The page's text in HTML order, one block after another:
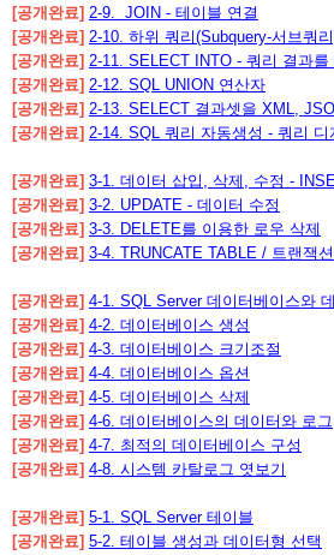
[공개완료] 2-9. JOIN - 테이블 연결
[공개완료] 2-10. 하위 쿼리(Subquery-서브쿼
[공개완료] 2-11. SELECT INTO - 쿼리 결과
[공개완료] 2-12. SQL UNION 연산자
[공개완료] 2-13. SELECT 결과셋을 XML,
[공개완료] 2-14. SQL 쿼리 자동생성 - 쿼리 디
[공개완료] 3-1. 데이터 삽입, 삭제, 수정 -
[공개완료] 3-2. UPDATE - 데이터 수정
[공개완료] 3-3. DELETE를 이용한 로우 삭제
[공개완료] 3-4. TRUNCATE TABLE / 트랜잭
[공개완료] 4-1. SQL Server 데이터베이스와
[공개완료] 4-2. 데이터베이스 생성
[공개완료] 4-3. 데이터베이스 크기조절
[공개완료] 4-4. 데이터베이스 옵션
[공개완료] 4-5. 데이터베이스 삭제
[공개완료] 4-6. 데이터베이스의 데이터와 로그
[공개완료] 4-7. 최적의 데이터베이스 구성
[공개완료] 4-8. 시스템 카탈로그 엿보기
[공개완료] 5-1. SQL Server 테이블
[공개완료] 5-2. 테이블 생성과 데이터형 선택